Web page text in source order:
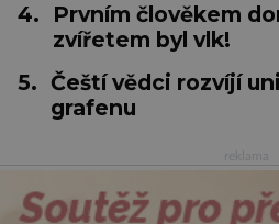
4.
Prvním člověkem
zvířetem byl vlk!
5. Čeští vědci rozvíjí
grafenu